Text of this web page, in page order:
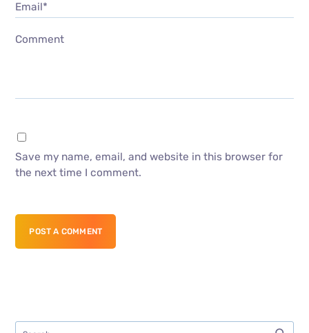
Email*
Comment
Save my name, email, and website in this browser for
the next time I comment.
POST A COMMENT